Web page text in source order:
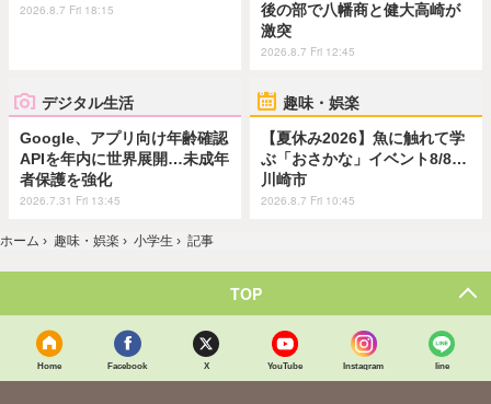
2026.8.7 Fri 18:15
後の部で八幡商と健大高崎が
激突
2026.8.7 Fri 12:45
デジタル生活
Google、アプリ向け年齢確認
APIを年内に世界展開…未成年
者保護を強化
2026.7.31 Fri 13:45
趣味・娯楽
【夏休み2026】魚に触れて学
ぶ「おさかな」イベント8/8…
川崎市
2026.8.7 Fri 10:45
ホーム › 趣味・娯楽 › 小学生 › 記事
TOP
Home Facebook X YouTube Instagram line